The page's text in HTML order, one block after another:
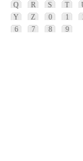
Q
R S T
Y
Z 0 1
6
7 8 9